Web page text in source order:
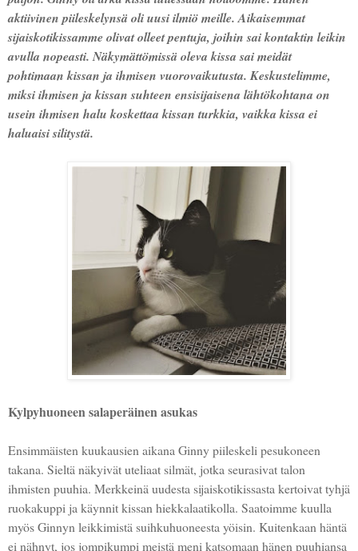
aktiivinen piileskelynsä oli uusi ilmiö meille. Aikaisemmat
sijaiskotikissamme olivat olleet pentuja, joihin sai kontaktin leikin
avulla nopeasti. Näkymättömissä oleva kissa sai meidät
pohtimaan kissan ja ihmisen vuorovaikutusta. Keskustelimme,
miksi ihmisen ja kissan suhteen ensisijaisena lähtökohtana on
usein ihmisen halu koskettaa kissan turkkia, vaikka kissa ei
haluaisi silitystä.
Kylpyhuoneen salaperäinen asukas
Ensimmäisten kuukausien aikana Ginny piileskeli pesukoneen
takana. Sieltä näkyivät uteliaat silmät, jotka seurasivat talon
ihmisten puuhia. Merkkeinä uudesta sijaiskotikissasta kertoivat tyhjä
ruokakuppi ja käynnit kissan hiekkalaatikolla. Saatoimme kuulla
myös Ginnyn leikkimistä suihkuhuoneesta yöisin. Kuitenkaan häntä
ei nähnyt, jos jompikumpi meistä meni katsomaan hänen puuhiansa